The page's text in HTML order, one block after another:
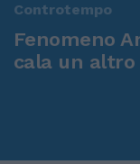
Controtempo
Fenomeno
cala un altro